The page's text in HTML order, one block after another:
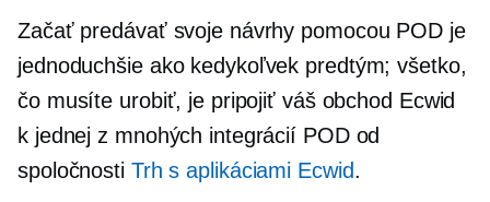
Začať predávať svoje návrhy pomocou POD je
jednoduchšie ako kedykoľvek predtým; všetko,
čo musíte urobiť, je pripojiť váš obchod Ecwid
k jednej z mnohých integrácií POD od
spoločnostiTrh s aplikáciami Ecwid.